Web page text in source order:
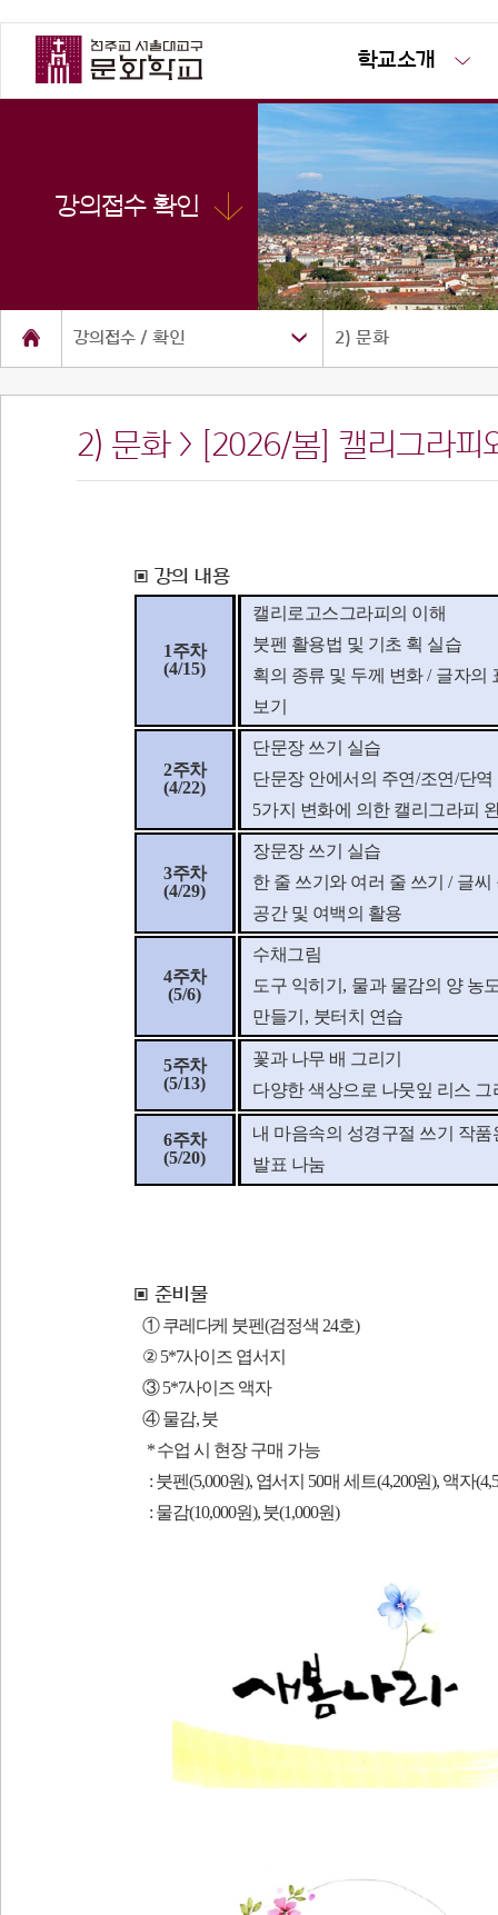
학교소개
강의접수 확인
강의접수 / 확인 2) 문화
2) 문화 > [2026/봄] 캘리그라피
▣ 강의 내용
1주차
(4/15)
캘리로고스그라피의 이해
붓펜 활용법 및 기초 획 실습
획의 종류 및 두께 변화/ 글자의
보기
2주차
(4/22)
단문장 쓰기 실습
단문장 안에서의 주연/조연/단역
5가지 변화에 의한 캘리그라피
3주차
(4/29)
장문장 쓰기 실습
한 줄 쓰기와 여러 줄 쓰기/ 글씨
공간 및 여백의 활용
4주차
(5/6)
수채그림
도구 익히기 , 물과 물감의 양 농
만들기 , 붓터치 연습
5주차
(5/13)
꽃과 나무 배 그리기
다양한 색상으로 나뭇잎 리스 그
6주차
(5/20)
내 마음속의 성경구절 쓰기 작
발표 나눔
▣ 준비물
① 쿠레다케 붓펜(검정색 24호)
② 5*7사이즈 엽서지
③5*7사이즈 액자
④ 물감, 붓
* 수업 시 현장 구매 가능
: 붓펜(5,000원), 엽서지 50매 세트(4,200원), 액자
: 물감(10,000원), 붓(1,000원)